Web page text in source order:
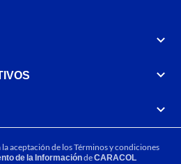
la aceptación de losTérminos y condiciones
de la InformacióndeCARACOL